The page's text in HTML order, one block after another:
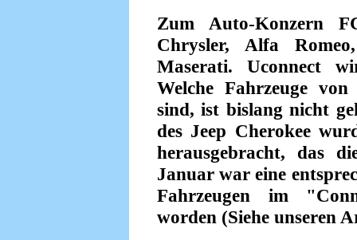
Zum Auto-Konzern
Chrysler, Alfa
Maserati. Uconnect
Welche Fahrzeuge
sind, ist bislang nicht
des Jeep Cherokee
herausgebracht, das
Januar war eine
Fahrzeugen im
worden (Siehe unseren